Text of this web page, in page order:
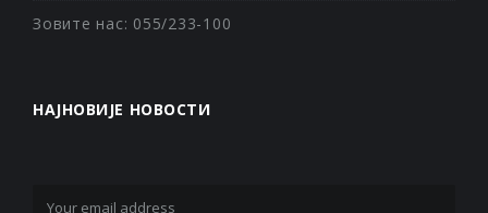
Зовите нас: 055/233-100
НАЈНОВИЈЕ НОВОСТИ